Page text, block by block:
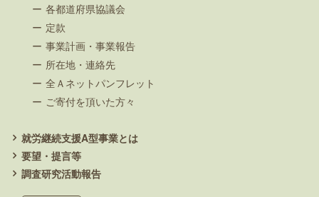
各都道府県協議会
定款
事業計画・事業報告
所在地・連絡先
全Ａネットパンフレット
ご寄付を頂いた方々
就労継続支援A型事業とは
要望・提言等
調査研究活動報告